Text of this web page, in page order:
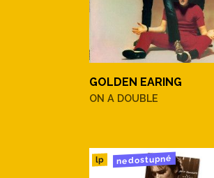
GOLDEN EARING
ON A DOUBLE
lp nedostupné